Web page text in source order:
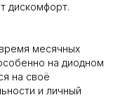
дискомфорт.
месячных
на диодном
на своё
и личный